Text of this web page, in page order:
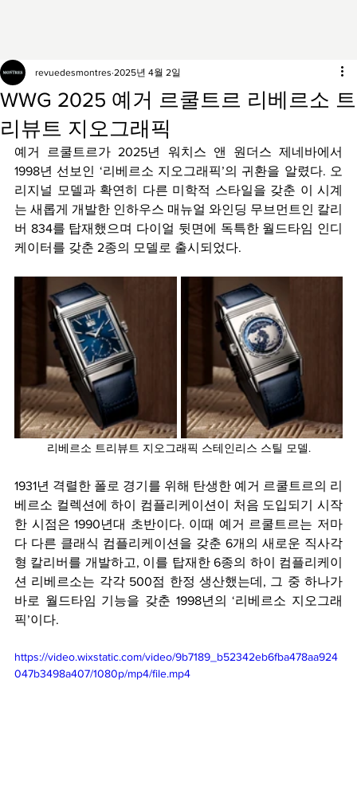
WWG 2025 예거 르쿨트르 리베르소 트
리뷰트 지오그래픽
revuedesmontres 2025년 4월 2일
예거 르쿨트르가 2025년 워치스 앤 원더스 제네바에서
1998년 선보인 ‘리베르소 지오그래픽’의 귀환을 알렸다. 오
리지널 모델과 확연히 다른 미학적 스타일을 갖춘 이 시계
는 새롭게 개발한 인하우스 매뉴얼 와인딩 무브먼트인 칼리
버 834를 탑재했으며 다이얼 뒷면에 독특한 월드타임 인디
케이터를 갖춘 2종의 모델로 출시되었다.
리베르소 트리뷰트 지오그래픽 스테인리스 스틸 모델.
1931년 격렬한 폴로 경기를 위해 탄생한 예거 르쿨트르의 리
베르소 컬렉션에 하이 컴플리케이션이 처음 도입되기 시작
한 시점은 1990년대 초반이다. 이때 예거 르쿨트르는 저마
다 다른 클래식 컴플리케이션을 갖춘 6개의 새로운 직사각
형 칼리버를 개발하고, 이를 탑재한 6종의 하이 컴플리케이
션 리베르소는 각각 500점 한정 생산했는데, 그 중 하나가
바로 월드타임 기능을 갖춘 1998년의 ‘리베르소 지오그래
픽’이다.
https://video.wixstatic.com/video/9b7189_b52342eb6fba478aa924
047b3498a407/1080p/mp4/file.mp4